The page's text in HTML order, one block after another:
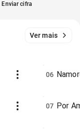
Enviar cifra
Ver mais
06
07 Por